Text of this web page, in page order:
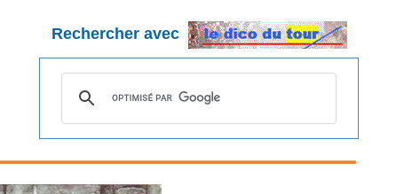
Rechercher avec